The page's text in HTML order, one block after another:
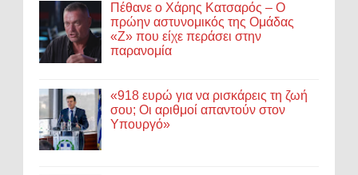
Πέθανε ο Χάρης Κατσαρός – Ο
πρώην αστυνομικός της Ομάδας
«Ζ» που είχε περάσει στην
παρανομία
«918 ευρώ για να ρισκάρεις τη ζωή
σου; Οι αριθμοί απαντούν στον
Υπουργό»